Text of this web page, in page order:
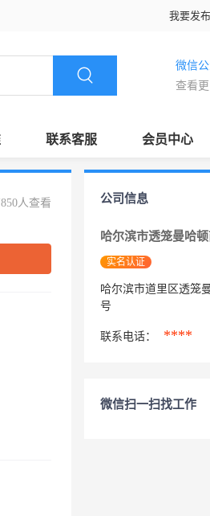
我要发布
微信
查看
联系客服 会员中心
人查看 公司信息
实名认证
哈尔滨市道里区透笼
号
联系电话： ****
微信扫一扫找工作